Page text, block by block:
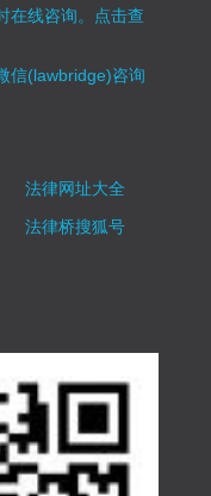
线咨询。 点击查
信(lawbridge)咨询
法律网址大全
法律桥搜狐号